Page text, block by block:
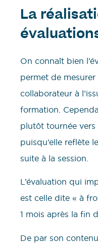
La
On connaît bien
permet de
collaborateur à
formation.
plutôt tournée vers
puisqu’elle reflète
suite à la session.
L’évaluation qui
est celle dite « à
1 mois après la fin
De par son